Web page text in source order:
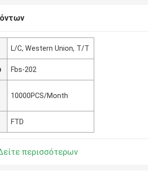
L/C, Western Union, T/T
Fbs-202
10000PCS/Month
FTD
περισσότερων